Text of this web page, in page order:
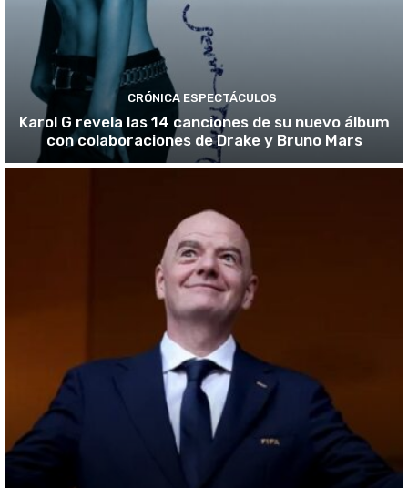
CRÓNICA ESPECTÁCULOS
Karol G revela las 14 canciones de su nuevo álbum
con colaboraciones de Drake y Bruno Mars